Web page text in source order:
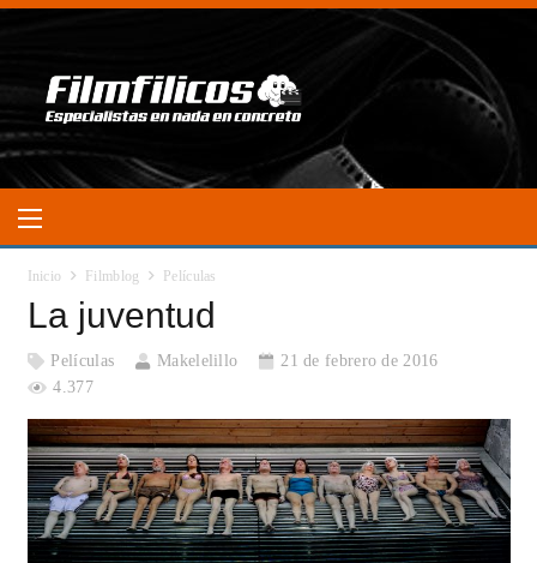
Inicio Filmblog Películas
La juventud
Películas Makelelillo
21 de febrero de 2016
4.377